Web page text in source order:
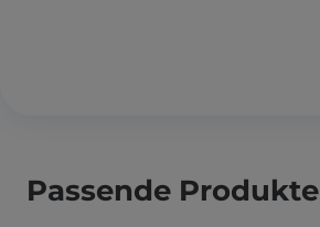
Passende Produkte